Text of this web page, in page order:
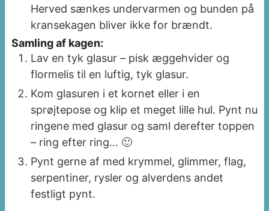
Herved sænkes undervarmen og bunden på
kransekagen bliver ikke for brændt.
Samling af kagen:
Lav en tyk glasur – pisk æggehvider og
flormelis til en luftig, tyk glasur.
Kom glasuren i et kornet eller i en
sprøjtepose og klip et meget lille hul. Pynt nu
ringene med glasur og saml derefter toppen
– ring efter ring… 🙂
Pynt gerne af med krymmel, glimmer, flag,
serpentiner, rysler og alverdens andet
festligt pynt.